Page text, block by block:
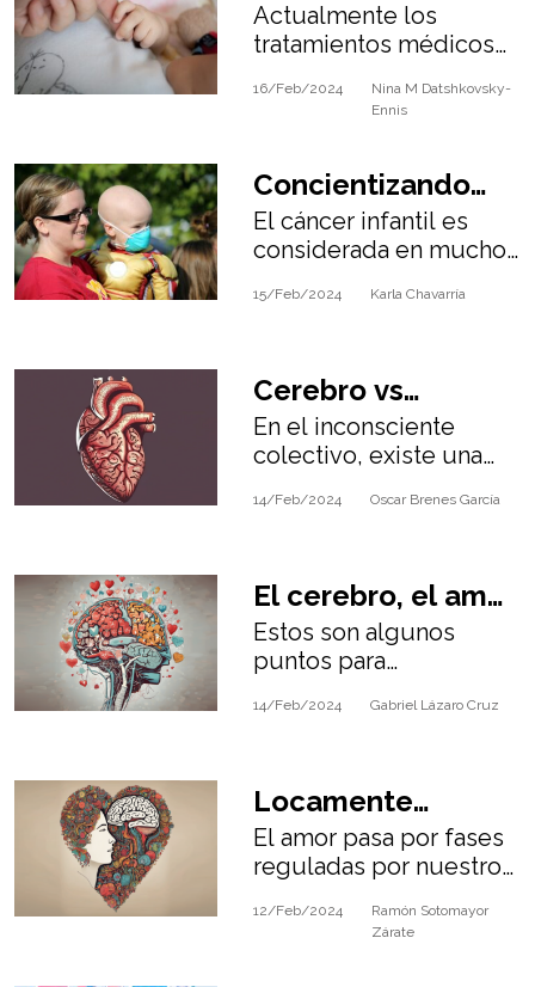
Constance, una
oncología
Actualmente los
tratamientos médicos
pacientes normales.
caso es fundamental
para atención
oncológica.
16/Feb/2024
Nina M Datshkovsky-
Ennis
Concientizando
sobre el Cáncer
El cáncer infantil es
considerada en muchos
segunda causa de
15/Feb/2024 Karla Chavarría
Cerebro vs
Corazón
En el inconsciente
colectivo, existe una
el corazón y las
enamorarnos
14/Feb/2024 Oscar Brenes García
El cerebro, el amor
y otras
curiosidades
Estos son algunos
puntos para
el proceso de
la biología y la
literatura.
14/Feb/2024 Gabriel Lázaro Cruz
Locamente
enamorados:
Bases
neurobiológicas
El amor pasa por fases
reguladas por nuestro
romántico”, “el
12/Feb/2024
Ramón Sotomayor
Zárate